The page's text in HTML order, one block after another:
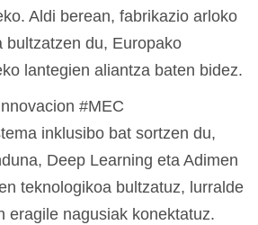
Aldi berean, fabrikazio arloko
bultzatzen du, Europako
lantegien aliantza baten bidez.
#MEC
inklusibo bat sortzen du,
Deep Learning eta Adimen
teknologikoa bultzatuz, lurralde
eragile nagusiak konektatuz.